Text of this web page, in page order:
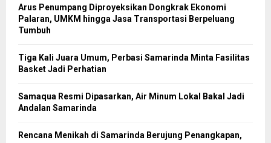
Arus Penumpang Diproyeksikan Dongkrak Ekonomi
Palaran, UMKM hingga Jasa Transportasi Berpeluang
Tumbuh
Tiga Kali Juara Umum, Perbasi Samarinda Minta Fasilitas
Basket Jadi Perhatian
Samaqua Resmi Dipasarkan, Air Minum Lokal Bakal Jadi
Andalan Samarinda
Rencana Menikah di Samarinda Berujung Penangkapan,